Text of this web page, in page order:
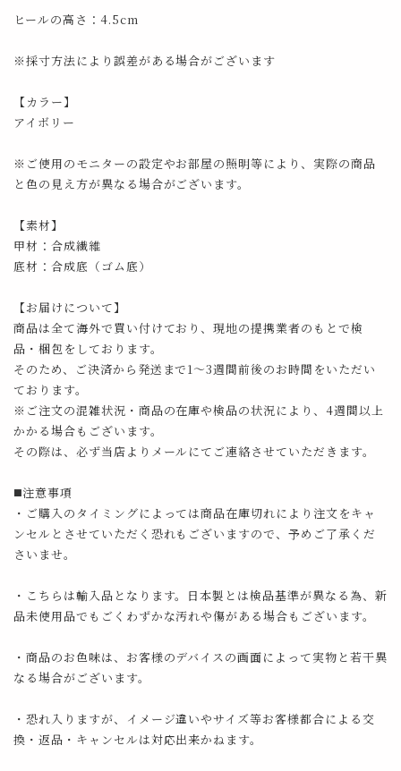
ヒールの高さ：4.5cm
※採寸方法により誤差がある場合がございます
【カラー】
アイボリー
※ご使用のモニターの設定やお部屋の照明等により、実際の商品
と色の見え方が異なる場合がございます。
【素材】
甲材：合成繊維
底材：合成底（ゴム底）
【お届けについて】
商品は全て海外で買い付けており、現地の提携業者のもとで検
品・梱包をしております。
そのため、ご決済から発送まで1～3週間前後のお時間をいただい
ております。
※ご注文の混雑状況・商品の在庫や検品の状況により、4週間以上
かかる場合もございます。
その際は、必ず当店よりメールにてご連絡させていただきます。
◼️注意事項
・ご購入のタイミングによっては商品在庫切れにより注文をキャ
ンセルとさせていただく恐れもございますので、予めご了承くだ
さいませ。
・こちらは輸入品となります。日本製とは検品基準が異なる為、新
品未使用品でもごくわずかな汚れや傷がある場合もございます。
・商品のお色味は、お客様のデバイスの画面によって実物と若干異
なる場合がございます。
・恐れ入りますが、イメージ違いやサイズ等お客様都合による交
換・返品・キャンセルは対応出来かねます。